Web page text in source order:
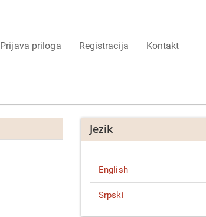
Prijava priloga Registracija Kontakt
Jezik
English
Srpski